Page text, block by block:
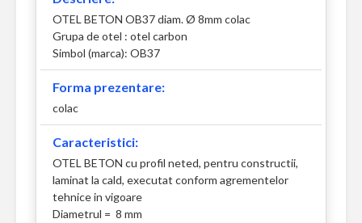
OTEL BETON OB37 diam. Ø 8mm colac
Grupa de otel : otel carbon
Simbol (marca): OB37
Forma prezentare:
colac
Caracteristici:
OTEL BETON cu profil neted, pentru constructii,
laminat la cald, executat conform agrementelor
tehnice in vigoare
Diametrul = 8 mm